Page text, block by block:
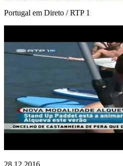
Portugal em Direto / RTP 1
28 12 2016